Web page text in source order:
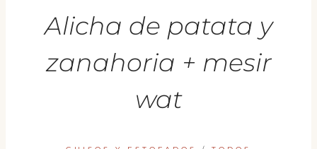
Alicha de patata y
zanahoria + mesir
wat